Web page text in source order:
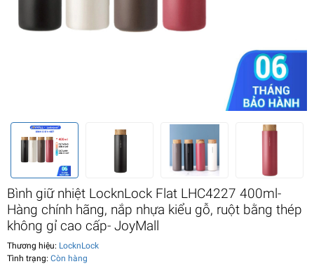
Bình giữ nhiệt LocknLock Flat LHC4227 400ml-
Hàng chính hãng, nắp nhựa kiểu gỗ, ruột bằng thép
không gỉ cao cấp- JoyMall
Thương hiệu: LocknLock
Tình trạng: Còn hàng